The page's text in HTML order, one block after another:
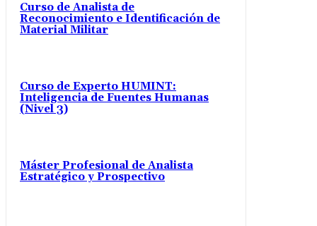
Curso de Analista de
Reconocimiento e Identificación de
Material Militar
Curso de Experto HUMINT:
Inteligencia de Fuentes Humanas
(Nivel 3)
Máster Profesional de Analista
Estratégico y Prospectivo